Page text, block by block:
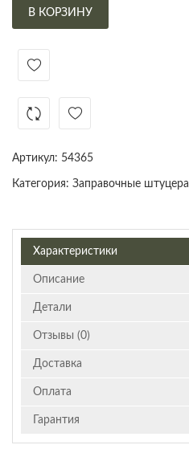
В КОРЗИНУ
Артикул: 54365
Категория: Заправочные штуцера
Характеристики
Описание
Детали
Отзывы (0)
Доставка
Оплата
Гарантия